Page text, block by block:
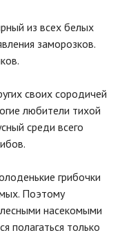
из всех белых
заморозков.
своих сородичей
любители тихой
среди всего
грибочки
Поэтому
насекомыми
полагаться только